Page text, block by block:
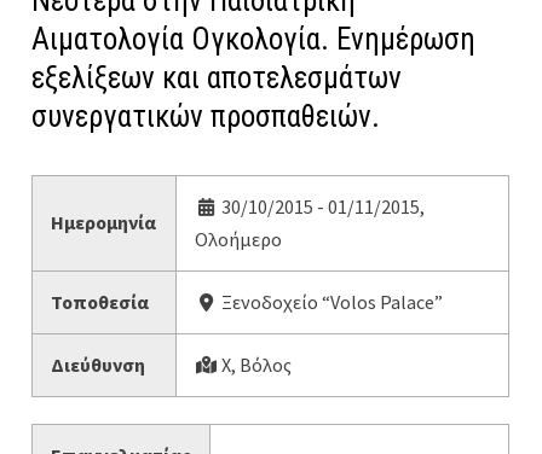
Αιματολογία Ογκολογία. Ενημέρωση
εξελίξεων και αποτελεσμάτων
συνεργατικών προσπαθειών.
Ημερομηνία
30/10/2015 - 01/11/2015,
Ολοήμερο
Τοποθεσία Ξενοδοχείο “Volos Palace”
Διεύθυνση Χ, Βόλος